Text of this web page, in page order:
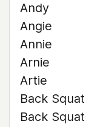
Andy
Angie
Annie
Arnie
Artie
Back Squat
Back